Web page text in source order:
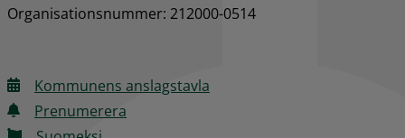
Organisationsnummer: 212000-0514
Kommunens anslagstavla
Prenumerera